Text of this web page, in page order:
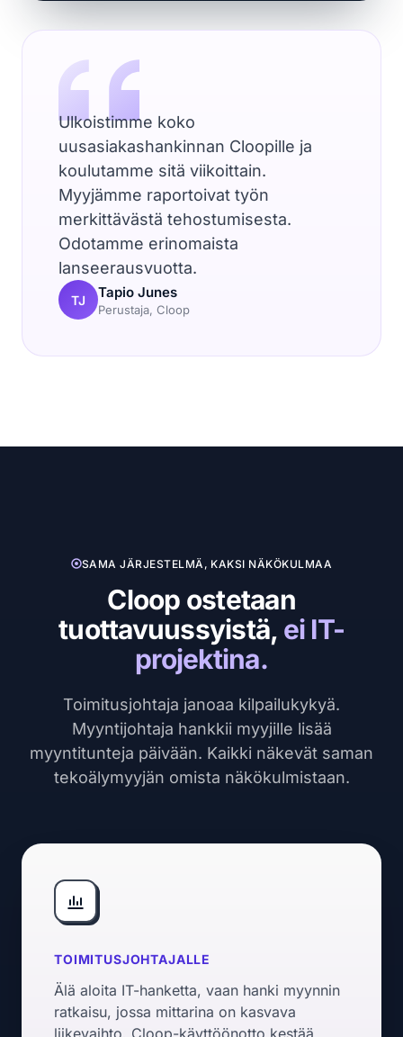
Ulkoistimme koko
uusasiakashankinnan Cloopille ja
koulutamme sitä viikoittain.
Myyjämme raportoivat työn
merkittävästä tehostumisesta.
Odotamme erinomaista
lanseerausvuotta.
TJ Tapio Junes
Perustaja, Cloop
SAMA JÄRJESTELMÄ, KAKSI NÄKÖKULMAA
Cloop ostetaan
tuottavuussyistä, ei IT-
projektina.
Toimitusjohtaja janoaa kilpailukykyä.
Myyntijohtaja hankkii myyjille lisää
myyntitunteja päivään. Kaikki näkevät saman
tekoälymyyjän omista näkökulmistaan.
TOIMITUSJOHTAJALLE
Älä aloita IT-hanketta, vaan hanki myynnin
ratkaisu, jossa mittarina on kasvava
liikevaihto. Cloop-käyttöönotto kestää